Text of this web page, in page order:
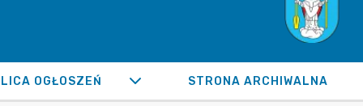
OGŁOSZEŃ STRONA ARCHIWALNA